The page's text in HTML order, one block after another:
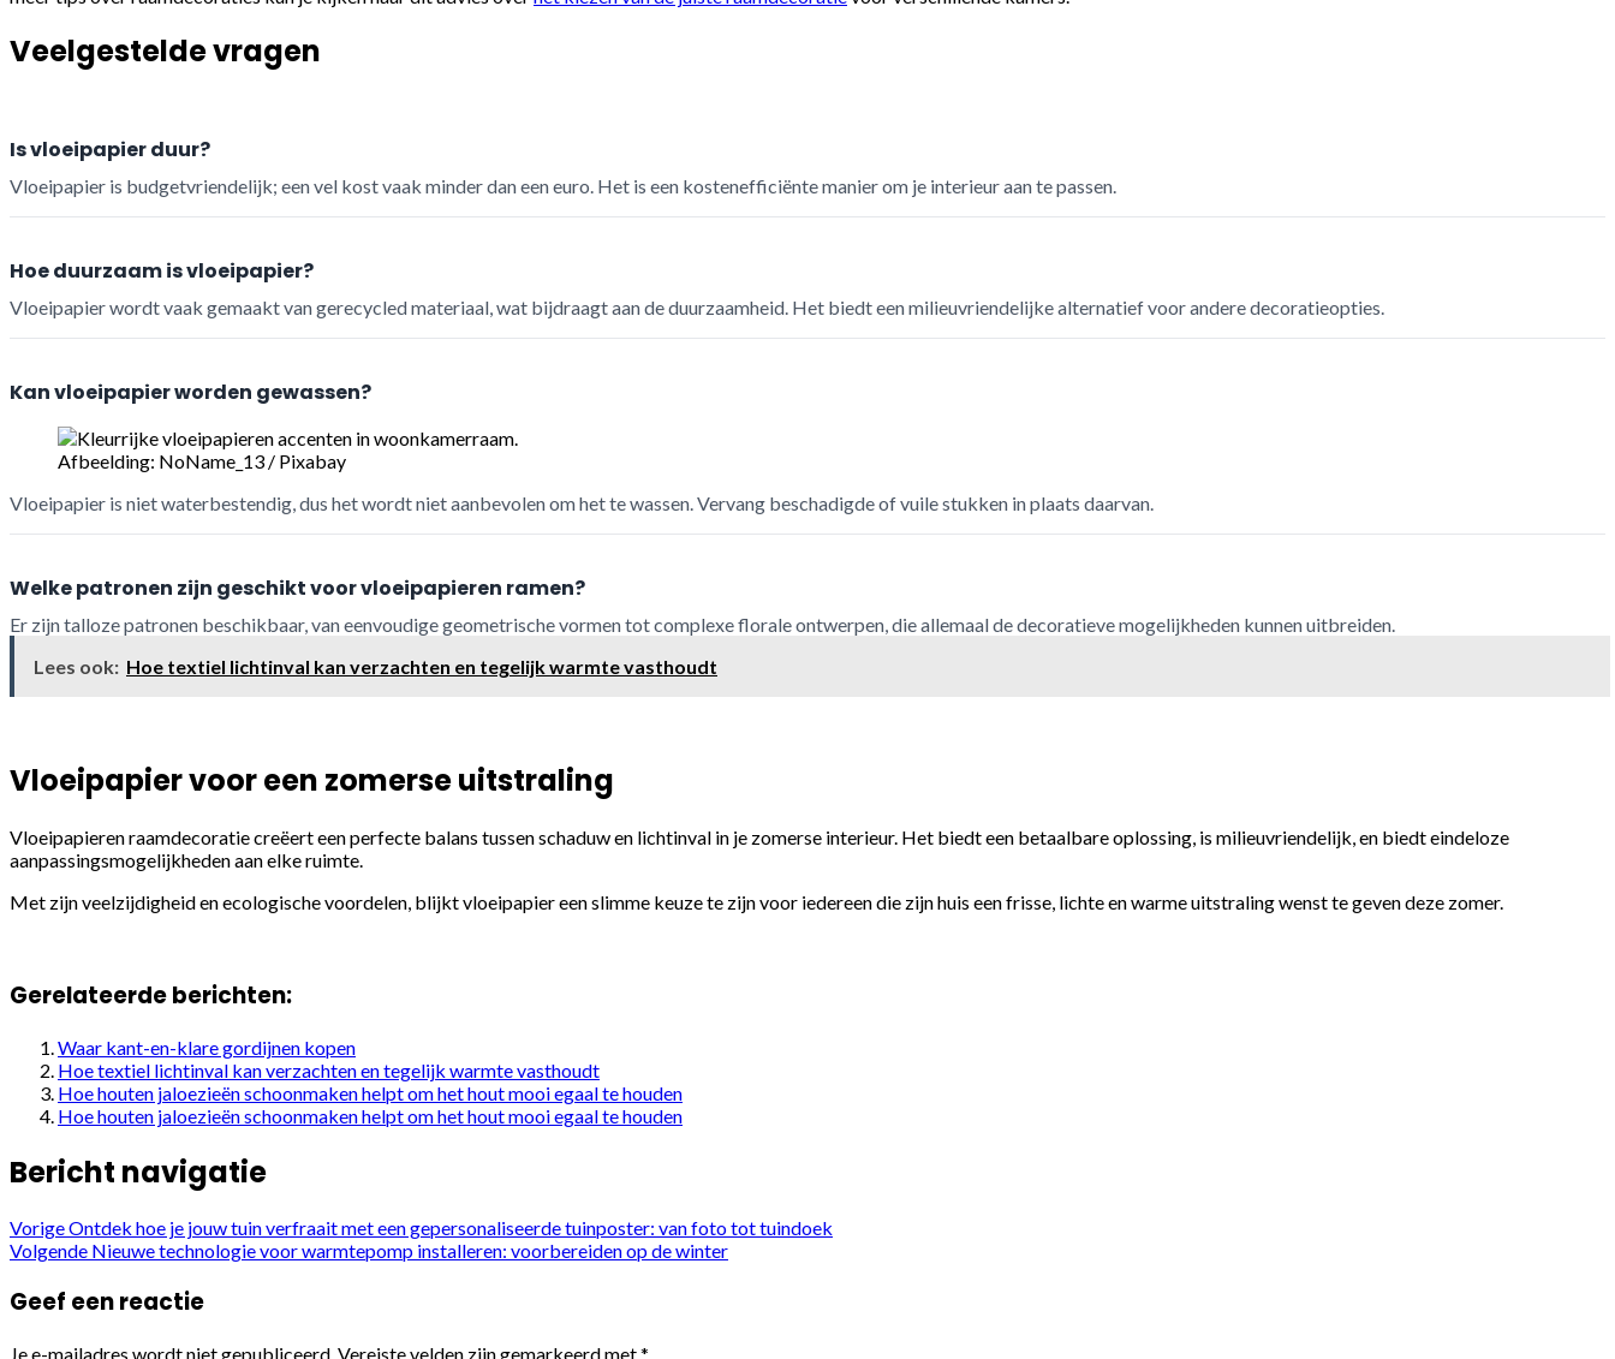
Veelgestelde vragen
Is vloeipapier duur?
Vloeipapier is budgetvriendelijk; een vel kost vaak minder dan een euro. Het is een kostenefficiënte manier om je interieur aan te passen.
Hoe duurzaam is vloeipapier?
Vloeipapier wordt vaak gemaakt van gerecycled materiaal, wat bijdraagt aan de duurzaamheid. Het biedt een milieuvriendelijke alternatief voor andere decoratieopties.
Kan vloeipapier worden gewassen?
Afbeelding: NoName_13 / Pixabay
Vloeipapier is niet waterbestendig, dus het wordt niet aanbevolen om het te wassen. Vervang beschadigde of vuile stukken in plaats daarvan.
Welke patronen zijn geschikt voor vloeipapieren ramen?
Er zijn talloze patronen beschikbaar, van eenvoudige geometrische vormen tot complexe florale ontwerpen, die allemaal de decoratieve mogelijkheden kunnen uitbreiden.
Lees ook: Hoe textiel lichtinval kan verzachten en tegelijk warmte vasthoudt
Vloeipapier voor een zomerse uitstraling
Vloeipapieren raamdecoratie creëert een perfecte balans tussen schaduw en lichtinval in je zomerse interieur. Het biedt een betaalbare oplossing, is milieuvriendelijk, en biedt eindeloze
aanpassingsmogelijkheden aan elke ruimte.
Met zijn veelzijdigheid en ecologische voordelen, blijkt vloeipapier een slimme keuze te zijn voor iedereen die zijn huis een frisse, lichte en warme uitstraling wenst te geven deze zomer.
Gerelateerde berichten:
Waar kant-en-klare gordijnen kopen
Hoe textiel lichtinval kan verzachten en tegelijk warmte vasthoudt
Hoe houten jaloezieën schoonmaken helpt om het hout mooi egaal te houden
Hoe houten jaloezieën schoonmaken helpt om het hout mooi egaal te houden
Bericht navigatie
VorigeOntdek hoe je jouw tuin verfraait met een gepersonaliseerde tuinposter: van foto tot tuindoek
Volgende Nieuwe technologie voor warmtepomp installeren: voorbereiden op de winter
Geef een reactie
Je e-mailadres wordt niet gepubliceerd. Vereiste velden zijn gemarkeerd met*